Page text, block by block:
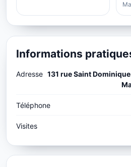
Informations
Adresse 131 rue Saint
Téléphone
Visites